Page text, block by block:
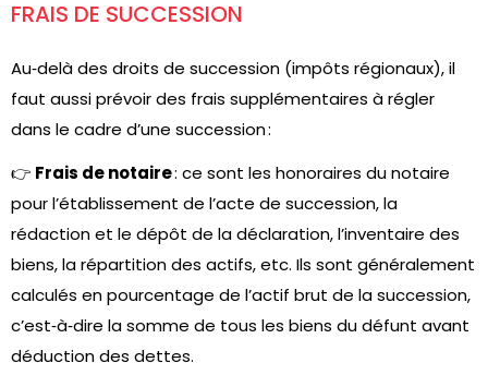
FRAIS DE SUCCESSION
Au‑delà des droits de succession (impôts régionaux), il
faut aussi prévoir des frais supplémentaires à régler
dans le cadre d’une succession :
👉 Frais de notaire: ce sont les honoraires du notaire
pour l’établissement de l’acte de succession, la
rédaction et le dépôt de la déclaration, l’inventaire des
biens, la répartition des actifs, etc. Ils sont généralement
calculés en pourcentage de l’actif brut de la succession,
c’est‑à‑dire la somme de tous les biens du défunt avant
déduction des dettes.